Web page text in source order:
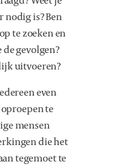
nodig is? Ben
te zoeken en
de gevolgen?
uitvoeren?
even
te
mensen
die het
tegemoet te